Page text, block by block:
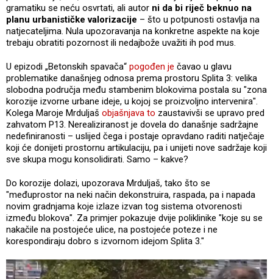
gramatiku se neću osvrtati, ali autor ni da bi riječ beknuo na
planu urbanističke valorizacije – što u potpunosti ostavlja na
natjecateljima. Nula upozoravanja na konkretne aspekte na koje
trebaju obratiti pozornost ili nedajbože uvažiti ih pod mus.
U epizodi „Betonskih spavača“ pogođen je čavao u glavu
problematike današnjeg odnosa prema prostoru Splita 3: velika
slobodna područja među stambenim blokovima postala su "zona
korozije izvorne urbane ideje, u kojoj se proizvoljno intervenira".
Kolega Maroje Mrduljaš objašnjava to zaustavivši se upravo pred
zahvatom P13. Nerealiziranost je dovela do današnje sadržajne
nedefiniranosti – uslijed čega i postaje opravdano raditi natječaje
koji će donijeti prostornu artikulaciju, pa i unijeti nove sadržaje koji
sve skupa mogu konsolidirati. Samo – kakve?
Do korozije dolazi, upozorava Mrduljaš, tako što se
"međuprostor na neki način dekonstruira, raspada, pa i napada
novim gradnjama koje izlaze izvan tog sistema otvorenosti
između blokova". Za primjer pokazuje dvije poliklinike "koje su se
nakačile na postojeće ulice, na postojeće poteze i ne
korespondiraju dobro s izvornom idejom Splita 3."